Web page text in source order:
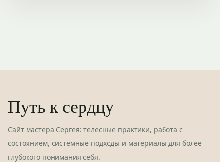
Путь к сердцу
Сайт мастера Сергея: телесные практики, работа с
состоянием, системные подходы и материалы для более
глубокого понимания себя.